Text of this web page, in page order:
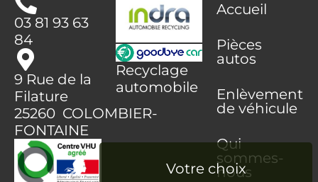
03 81 93 63
84
9 Rue de la
Filature
25260 COLOMBIER-
FONTAINE
Recyclage
automobile
Accueil
Pièces
autos
Enlèvement
de véhicule
Qui
sommes-
nous